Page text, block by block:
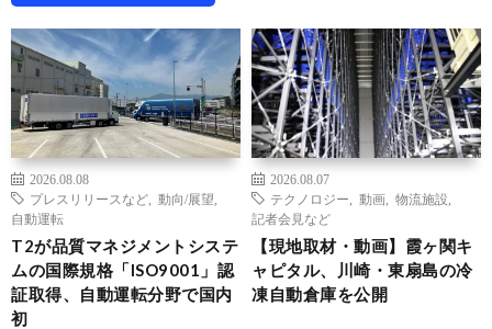
2026.08.08
プレスリリースなど
動向/展望
自動運転
T2が品質マネジメントシステ
ムの国際規格「ISO9001」認
証取得、自動運転分野で国内
初
2026.08.07
テクノロジー
動画 物流施設
記者会見など
【現地取材・動画】霞ヶ関キ
ャピタル、川崎・東扇島の冷
凍自動倉庫を公開